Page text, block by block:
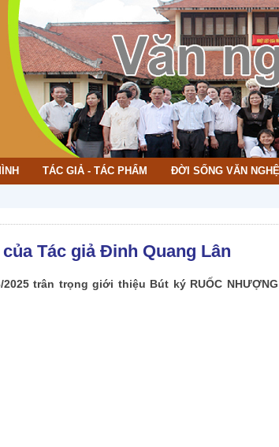
TÁC GIẢ - TÁC PHẨM ĐỜI SỐNG VĂN NGHỆ
Tác giả Đinh Quang Lân
trân trọng giới thiệu Bút ký RUỐC